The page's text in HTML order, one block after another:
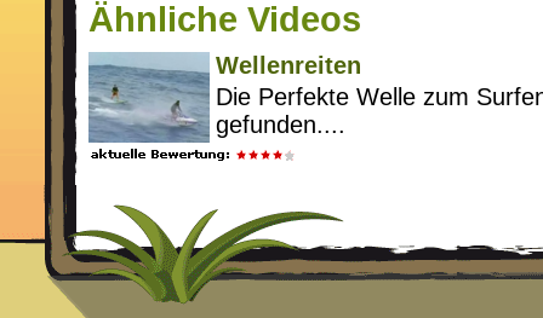
Ähnliche Videos
Wellenreiten
Die Perfekte Welle zum
gefunden....